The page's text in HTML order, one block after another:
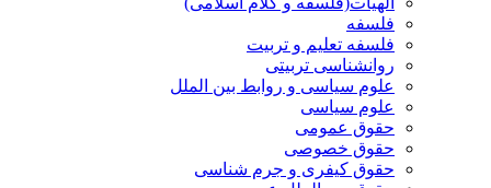
فلسفه
فلسفه تعلیم و تربیت
روانشناسی تربیتی
علوم سیاسی و روابط بین الملل
علوم سیاسی
حقوق عمومی
حقوق خصوصی
حقوق کیفری و جرم شناسی